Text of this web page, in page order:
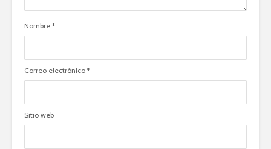
Nombre *
Correo electrónico *
Sitio web